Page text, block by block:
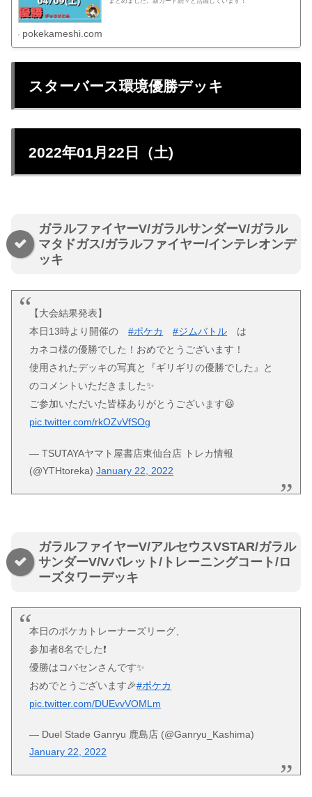
pokekameshi.com
スターバース環境優勝デッキ
2022年01月22日（土)
ガラルファイヤーV/ガラルサンダーV/ガラル
マタドガス/ガラルファイヤー/インテレオンデ
ッキ
【大会結果発表】
本日13時より開催の#ポケカ #ジムバトル は
カネコ様の優勝でした！おめでとうございます！
使用されたデッキの写真と『ギリギリの優勝でした』と
のコメントいただきました✨
ご参加いただいた皆様ありがとうございます😆
pic.twitter.com/rkOZvVfSOg
— TSUTAYAヤマト屋書店東仙台店 トレカ情報
(@YTHtoreka)January 22, 2022
ガラルファイヤーV/アルセウスVSTAR/ガラル
サンダーV/Vバレット/トレーニングコート/ロ
ーズタワーデッキ
本日のポケカトレーナーズリーグ、
参加者8名でした❗
優勝はコバセンさんです✨
おめでとうございます🎉#ポケカ
pic.twitter.com/DUEvvVOMLm
— Duel Stade Ganryu 鹿島店 (@Ganryu_Kashima)
January 22, 2022